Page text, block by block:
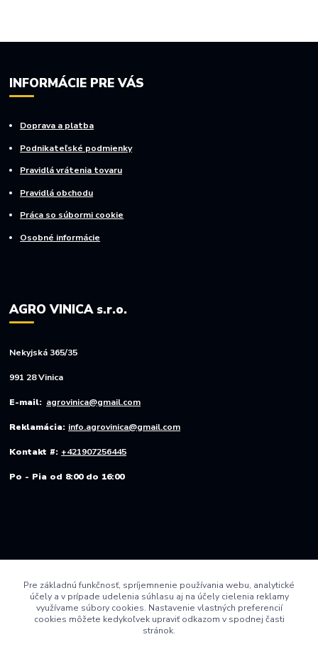
INFORMÁCIE PRE VÁS
Doprava a platba
Podnikateľské podmienky
Pravidlá vrátenia tovaru
Pravidlá obchodu
Práca so súbormi cookie
Osobné informácie
AGRO VINICA s.r.o.
Nekyjská 365/35
991 28 Vinica
E-mail: agrovinica@gmail.com
Reklamácia: info.agrovinica@gmail.com
Kontakt #: +421907256445
Po - Pia od 8:00 do 16:00
Pre základnú funkčnosť, spríjemnenie používania webu, analytické
účely a v prípade udelenia súhlasu aj na účely cielenia reklamy
využívame súbory cookies. Nastavenie vlastných preferencií
cookies môžete kedykoľvek upraviť odkazom v spodnej časti
stránok.